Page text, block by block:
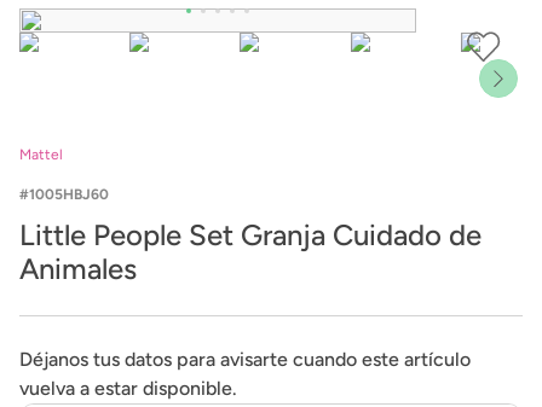
Mattel
1005HBJ60
Little People Set Granja Cuidado de
Animales
Déjanos tus datos para avisarte cuando este artículo
vuelva a estar disponible.